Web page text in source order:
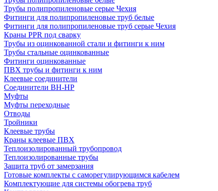
Трубы полипропиленовые серые Чехия
Фитинги для полипропиленовые труб белые
Фитинги для полипропиленовые труб серые Чехия
Краны PPR под сварку
Трубы из оцинкованной стали и фитинги к ним
Трубы стальные оцинкованные
Фитинги оцинкованные
ПВХ трубы и фитинги к ним
Клеевые соединители
Соединители ВН-НР
Муфты
Муфты переходные
Отводы
Тройники
Клеевые трубы
Краны клеевые ПВХ
Теплоизолированный трубопровод
Теплоизолированные трубы
Защита труб от замерзания
Готовые комплекты с саморегулирующимся кабелем
Комплектующие для системы обогрева труб